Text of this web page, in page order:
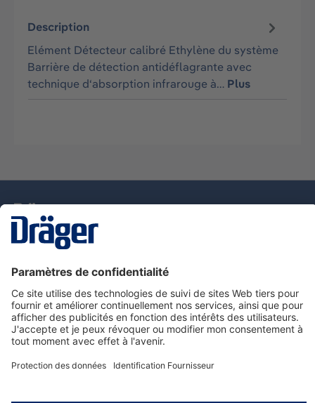
Description
Elément Détecteur calibré Ethylène du système
Barrière de détection antidéflagrante avec
technique d‘absorption infrarouge à… Plus
Nous contacter
Service de e-commande Dräger
Informations sur les produits